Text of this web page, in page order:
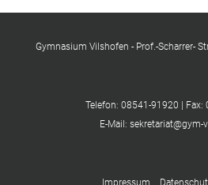
Gymnasium Vilshofen - Prof.-Scharrer-
Telefon: 08541-91920 | Fax:
E-Mail: sekretariat@gym-
Impressum